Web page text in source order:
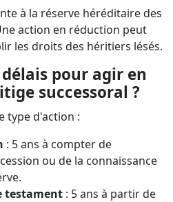
à la réserve héréditaire des
action en réduction peut
les droits des héritiers lésés.
pour agir en
successoral ?
type d'action :
: 5 ans à compter de
ou de la connaissance
testament : 5 ans à partir de